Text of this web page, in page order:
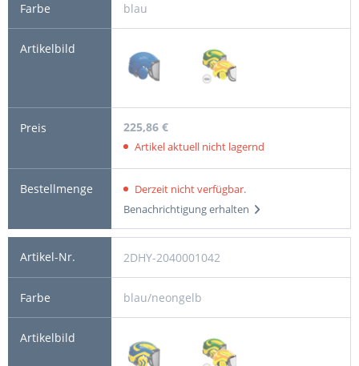
blau
225,86 €
Artikel aktuell nicht lagernd
Derzeit nicht verfügbar.
Benachrichtigung erhalten
2DHY-2040001042
blau/neongelb